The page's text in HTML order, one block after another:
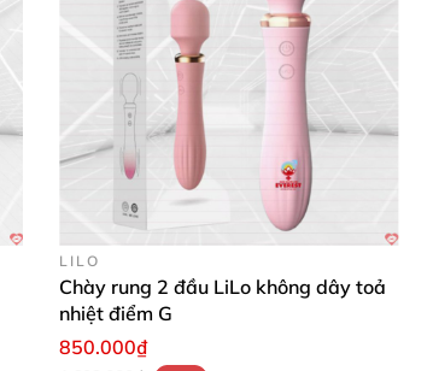
LILO
Chày rung 2 đầu LiLo không dây toả
nhiệt điểm G
850.000₫